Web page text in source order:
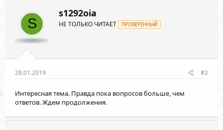
и
и
:
S
s1292oia
НЕ ТОЛЬКО ЧИТАЕТ ПРОВЕРЕННЫЙ
28.01.2019 #2
Интересная тема. Правда пока вопросов больше, чем
ответов. Ждем продолжения.